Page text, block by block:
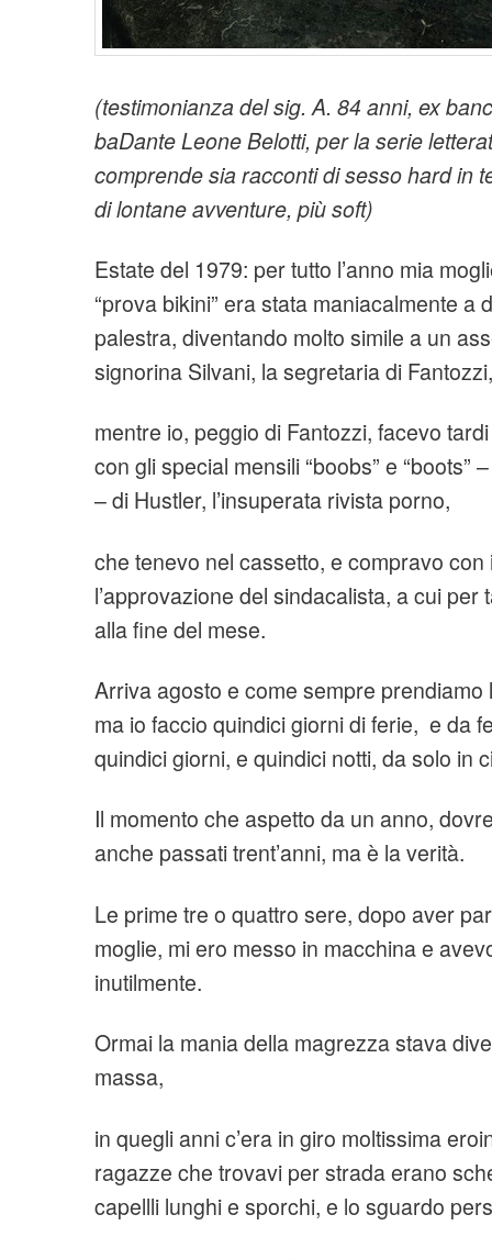
(testimonianza del sig. A. 84 anni, ex
baDante Leone Belotti, per la serie
comprende sia racconti di sesso hard in
di lontane avventure, più soft)
Estate del 1979: per tutto l’anno mia
“prova bikini” era stata maniacalmente a
palestra, diventando molto simile a un
signorina Silvani, la segretaria di Fantozzi,
mentre io, peggio di Fantozzi, facevo
con gli special mensili “boobs” e “boots”
– di Hustler, l’insuperata rivista porno,
che tenevo nel cassetto, e compravo con
l’approvazione del sindacalista, a cui
alla fine del mese.
Arriva agosto e come sempre
ma io faccio quindici giorni di ferie, e da
quindici giorni, e quindici notti, da solo in
Il momento che aspetto da un anno,
anche passati trent’anni, ma è la verità.
Le prime tre o quattro sere, dopo aver
moglie, mi ero messo in macchina e
inutilmente.
Ormai la mania della magrezza stava
massa,
in quegli anni c’era in giro moltissima
ragazze che trovavi per strada erano
capellli lunghi e sporchi, e lo sguardo